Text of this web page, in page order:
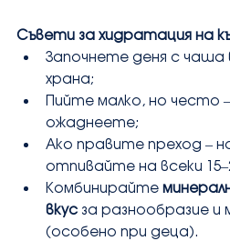
Съвети за хидратация на
Започнете деня с чаша
храна;
Пийте малко, но често
ожаднеете;
Ако правите преход –
отпивайте на всеки
Комбинирайте
вкус за разнообразие и
(особено при деца).